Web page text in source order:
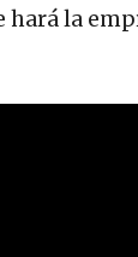
la